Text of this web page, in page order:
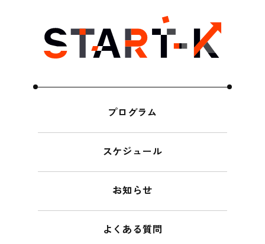
プログラム
スケジュール
お知らせ
よくある質問